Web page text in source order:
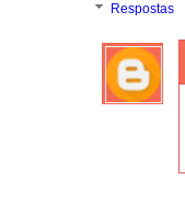
Respostas